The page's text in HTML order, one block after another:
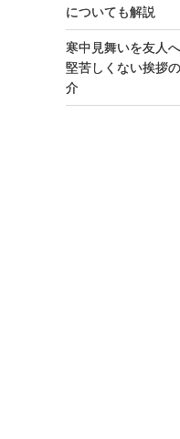
についても解説
寒中見舞いを友人
堅苦しくない挨拶
介